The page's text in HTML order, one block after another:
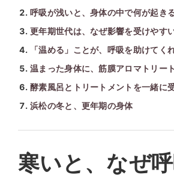
呼吸が浅いと、身体の中で何が起き
更年期世代は、なぜ影響を受けやす
「温める」ことが、呼吸を助けてく
温まった身体に、筋膜アロマトリー
酵素風呂とトリートメントを一緒に
浜松の冬と、更年期の身体
寒いと、なぜ